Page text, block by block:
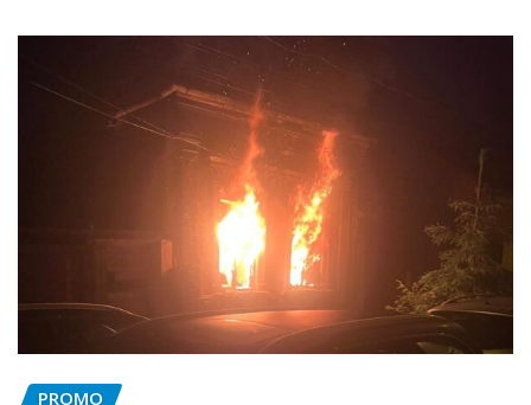
PROMO